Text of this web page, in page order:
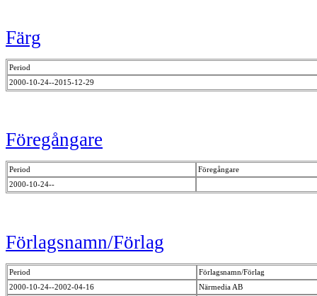
Färg
Period
2000-10-24--2015-12-29
Föregångare
Period
Föregångare
2000-10-24--
Förlagsnamn/Förlag
Period
Förlagsnamn/Förlag
2000-10-24--2002-04-16
Närmedia AB